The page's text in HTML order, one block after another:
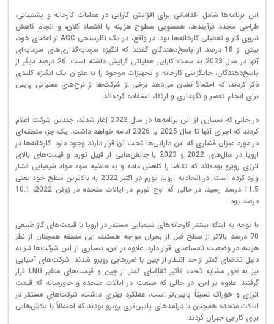
این برنامه‌ها شامل اقداماتی برای افزایش کارایی در عملیات کارخانه و پشتیبانی،
طراحی مجدد فرآیندها، همسویی سطوح هزینه با اقتصاد کلان، و انجام کاهش
نیروی کار و تعطیلی کارخانه‌ها بود. در واقع، در یک نظرسنجی ACC از اعضای خود،
بیش از 18 درصد از پاسخ‌دهندگان گفتند که انگیزه سرمایه‌گذاری‌های سرمایه‌ای
آنها در سال 2023 به سمت کارایی عملیاتی گرایش داشته است. 26 درصد دیگر از
پاسخ‌دهندگان، جایگزینی کارخانه و تجهیزات موجود را به عنوان یک انگیزه کلیدی
ذکر کردند، که احتمالاً نشان می‌دهد برخی از شرکت‌ها از نرخ‌های عملیاتی پایین
برای انجام تعمیر و نگهداری و ارتقاء استفاده کرده‌اند.
در حالی که بسیاری از این برنامه‌ها در سال 2023 آغاز شدند، چندین شرکت اعلام
کردند که اجرای آنها تا سال 2025 یا 2026 ادامه خواهد داشت. یک جزء منطقه‌ای
در مورد میزان فشاری که این دارایی‌ها تحت آن قرار دارند وجود دارد. کارخانه‌ها در
اروپا در سال‌های 2022 و 2023 با چالش‌هایی از قبیل تورم و قیمت‌های بالای
انرژی روبرو بوده‌اند که تقاضا را کاهش داده و به حاشیه سود مواد شیمیایی فشار
وارد کرده است. در اتحادیه اروپا، تورم در اکتبر 2022 به بالاترین سطح خود یعنی
11.5 درصد رسید، در حالی که اوج تورم در ایالات متحده در ژوئن 2022، 10.1
درصد بود.
با توجه به اینکه بیشتر کارخانه‌های شیمیایی مستقر در اروپا با قیمت‌های گاز طبیعی
70 درصد بالاتر از سطح قبل از بحران مواجه هستند، این منطقه همچنان از نظر
هزینه در وضعیت نامساعدی قرار دارد. علاوه بر این، بسیاری از این شرکت‌ها نیز به
دلیل تقاضای کمتر از حد انتظار از چین با ضررهایی روبرو شدند. شرکت‌های آسیایی
نیز به طور مشابه تحت تأثیر تقاضای کمتر از چین و قیمت‌های متغیر LNG قرار
گرفتند. علاوه بر این، در حالی که صنعت در ایالات متحده و خاورمیانه که قیمت
انرژی و خوراک نسبتاً پایین‌تر است، عملکرد بهتری داشت، شرکت‌های مستقر در
ایالات متحده همچنان با درآمدهای پایین‌تری روبرو بودند که احتمالاً با تلاش‌هایی
برای کارایی جبران کردند.